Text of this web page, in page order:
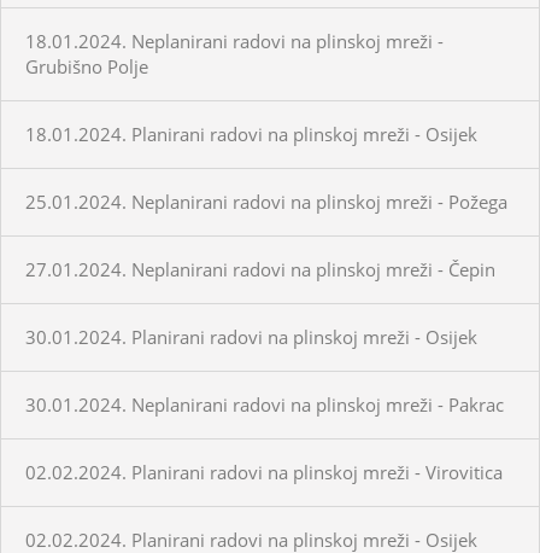
18.01.2024. Neplanirani radovi na plinskoj mreži -
Grubišno Polje
18.01.2024. Planirani radovi na plinskoj mreži - Osijek
25.01.2024. Neplanirani radovi na plinskoj mreži - Požega
27.01.2024. Neplanirani radovi na plinskoj mreži - Čepin
30.01.2024. Planirani radovi na plinskoj mreži - Osijek
30.01.2024. Neplanirani radovi na plinskoj mreži - Pakrac
02.02.2024. Planirani radovi na plinskoj mreži - Virovitica
02.02.2024. Planirani radovi na plinskoj mreži - Osijek